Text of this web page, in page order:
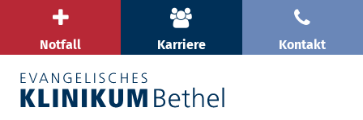
Notfall Karriere Kontakt